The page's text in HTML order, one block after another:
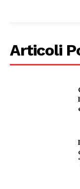
CONTENUTI
ECONOMIA
Articoli